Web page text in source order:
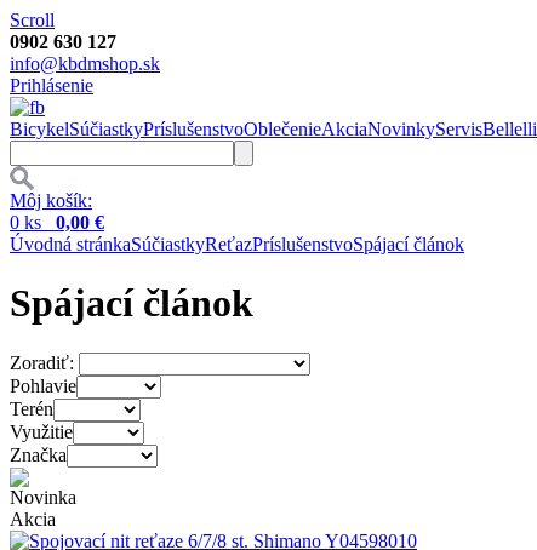
Scroll
0902 630 127
info@kbdmshop.sk
Prihlásenie
BicykelSúčiastkyPríslušenstvoOblečenieAkciaNovinkyServisBellelli
Môj košík:
0 ks 0,00 €
Úvodná stránkaSúčiastkyReťazPríslušenstvoSpájací článok
Spájací článok
Zoradiť:
Pohlavie
Terén
Využitie
Značka
Novinka
Akcia